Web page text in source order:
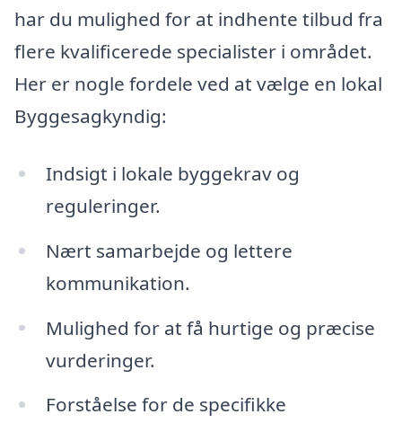
har du mulighed for at indhente tilbud fra
flere kvalificerede specialister i området.
Her er nogle fordele ved at vælge en lokal
Byggesagkyndig:
Indsigt i lokale byggekrav og
reguleringer.
Nært samarbejde og lettere
kommunikation.
Mulighed for at få hurtige og præcise
vurderinger.
Forståelse for de specifikke